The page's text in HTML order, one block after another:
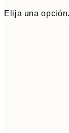
Elija una